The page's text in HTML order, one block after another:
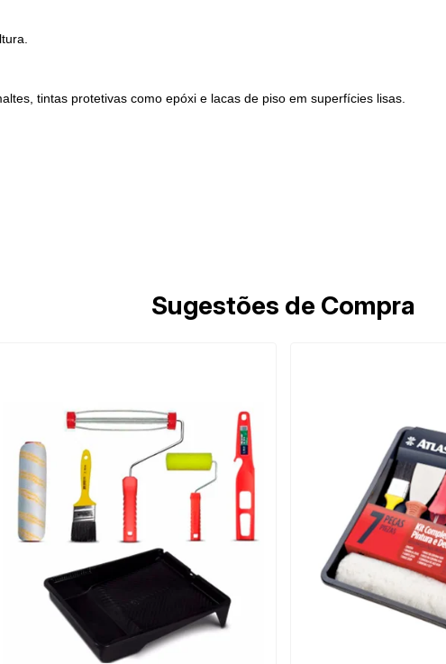
tintas protetivas como epóxi e lacas de piso em superfícies lisas.
Sugestões de Compra